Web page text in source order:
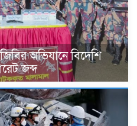
অভিযানে বিদেশি
জব্দ